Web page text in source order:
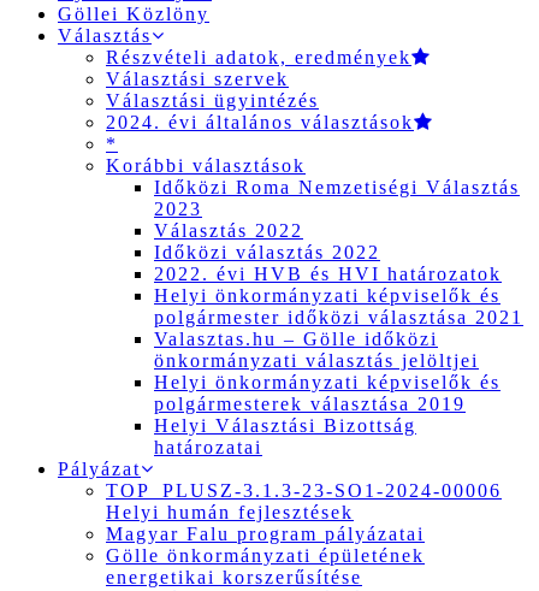
Göllei Közlöny
Választás
Részvételi adatok, eredmények
Választási szervek
Választási ügyintézés
2024. évi általános választások
*
Korábbi választások
Időközi Roma Nemzetiségi Választás
2023
Választás 2022
Időközi választás 2022
2022. évi HVB és HVI határozatok
Helyi önkormányzati képviselők és
polgármester időközi választása 2021
Valasztas.hu – Gölle időközi
önkormányzati választás jelöltjei
Helyi önkormányzati képviselők és
polgármesterek választása 2019
Helyi Választási Bizottság
határozatai
Pályázat
TOP_PLUSZ-3.1.3-23-SO1-2024-00006
Helyi humán fejlesztések
Magyar Falu program pályázatai
Gölle önkormányzati épületének
energetikai korszerűsítése